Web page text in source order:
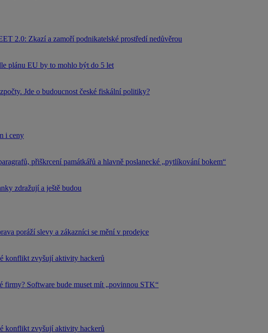
2.0: Zkazí a zamoří podnikatelské prostředí nedůvěrou
plánu EU by to mohlo být do 5 let
Jde o budoucnost české fiskální politiky?
i ceny
přiškrcení památkářů a hlavně poslanecké „pytlíkování bokem“
zdražují a ještě budou
poráží slevy a zákazníci se mění v prodejce
konflikt zvyšují aktivity hackerů
firmy? Software bude muset mít „povinnou STK“
konflikt zvyšují aktivity hackerů